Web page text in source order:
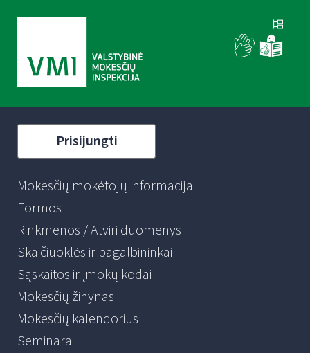
Prisijungti
Mokesčių mokėtojų informacija
Formos
Rinkmenos / Atviri duomenys
Skaičiuoklės ir pagalbininkai
Sąskaitos ir įmokų kodai
Mokesčių žinynas
Mokesčių kalendorius
Seminarai